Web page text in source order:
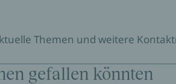
Themen und weitere
gefallen könnten